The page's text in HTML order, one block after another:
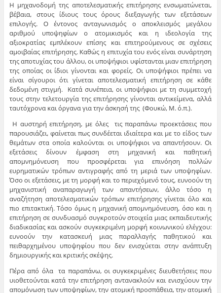
Η μηχανoδoμή της αποτελεσματικής επιτήρησης ενσωματώνεται,
βέβαια, στους ίδιους τους όρους διεξαγωγής των εξετάσεων
επιλογής. Ο έντονος ανταγωνισμός ο αποκλεισμός μεγάλου
αριθμού υποψηφίων ο ατομικισμός και η ιδεολογία της
αξιοκρατίας εμπλέκουν επίσης και επιτηρούμενους σε σχέσεις
αμοιβαίας επιτήρησης. Καθώς η επιτυχία του ενός είναι συνάρτηση
της αποτυχίας του άλλου, οι υποψήφιοι υφίστανται μιαν επιτήρηση
της οποίας οι ίδιοι γίνονται και φορείς. Οι υποψήφιοι πρέπει να
είναι σίγουροι ότι γίνεται αποτελεσματική επιτήρηση σε κάθε
δεδομένη στιγμή. Κατά συνέπεια, οι υποψήφιοι με τη συμμετοχή
τους στην τελετουργία της επιτήρησης γίνονται αντικείμενα, αλλά
ταυτόχρονα και όργανα για την άσκησή της (Φουκώ, Μ. ό.π.).
Η αυστηρή επιτήρηση, με όλες τις παραπάνω προεκτάσεις που
παρουσιάζει, φαίνεται πως συνδέεται ιδιαίτερα και με το είδος των
θεμάτων στα οποία καλούνται οι υποψήφιοι να απαντήσουν. Οι
εξετάσεις δίνουν έμφαση στη μηχανική και παθητική
απομνημόνευση που προσφέρεται για επινόηση πολλών
ευρηματικών τρόπων αντιγραφής από τη μεριά των υποψηφίων.
Όσο οι εξετάσεις, με τη μορφή και το περιεχόμενό τους, ευνοούν τη
μηχανιστική αναπαραγωγή των απαντήσεων, άλλο τόσο η
αναζήτηση αποτελεσματικών τρόπων επιτήρησης γίνεται όλο και
πιο επιτακτική. Τόσο όμως η μηχανική απομνημόνευση, όσο και η
επιτήρηση σε συνδυασμό συγκροτούν στοιχεία μιας εκπαιδευτικής
διαδικασίας και ασκούν συγκεκριμένη μορφή κοινωνικού ελέγχου:
ευνοούν την κατασκευή μιας παραλλαγής παθητικού και
πειθαρχημένου υποψηφίου που δεν ενισχύεται στην ανάπτυξη
δημιουργικής και κριτικής σκέψης.
Πέρα από όλα τα παραπάνω, οι συγκεκριμένες διευθετήσεις που
υιοθετούνται κατά την επιτήρηση αντανακλούν και ενισχύουν την
απομόνωση των υποψηφίων, την ατομική προσπάθεια, την ατομική